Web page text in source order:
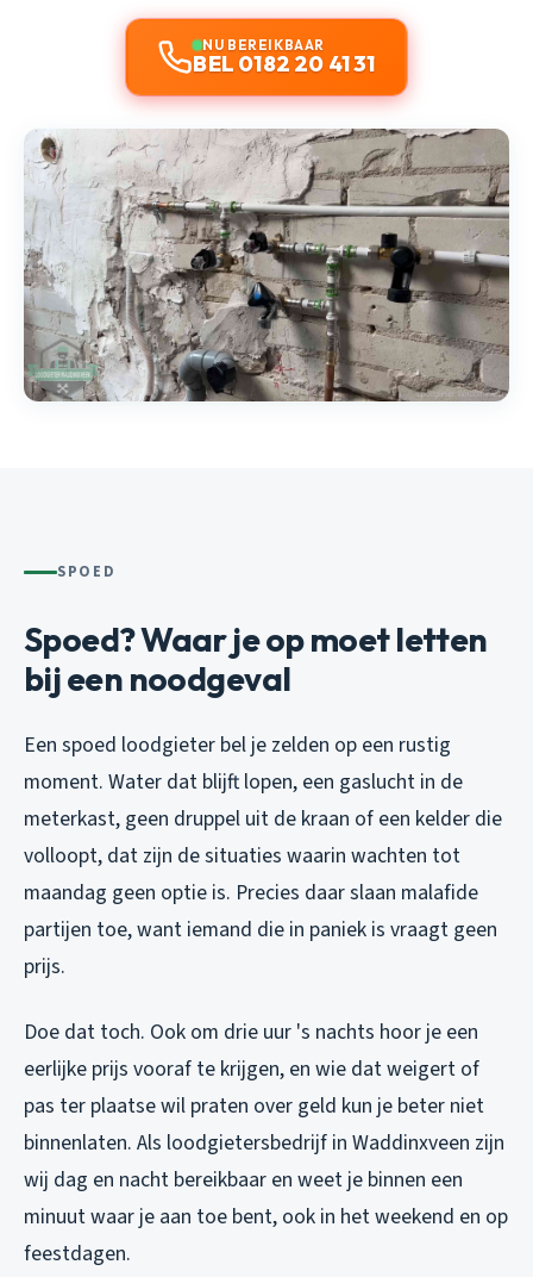
NU BEREIKBAAR
BEL 0182 20 41 31
SPOED
Spoed? Waar je op moet letten
bij een noodgeval
Een spoed loodgieter bel je zelden op een rustig
moment. Water dat blijft lopen, een gaslucht in de
meterkast, geen druppel uit de kraan of een kelder die
volloopt, dat zijn de situaties waarin wachten tot
maandag geen optie is. Precies daar slaan malafide
partijen toe, want iemand die in paniek is vraagt geen
prijs.
Doe dat toch. Ook om drie uur 's nachts hoor je een
eerlijke prijs vooraf te krijgen, en wie dat weigert of
pas ter plaatse wil praten over geld kun je beter niet
binnenlaten. Als loodgietersbedrijf in Waddinxveen zijn
wij dag en nacht bereikbaar en weet je binnen een
minuut waar je aan toe bent, ook in het weekend en op
feestdagen.